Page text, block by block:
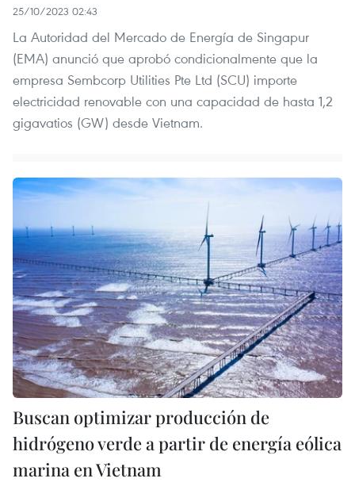
25/10/2023 02:43
La Autoridad del Mercado de Energía de Singapur
(EMA) anunció que aprobó condicionalmente que la
empresa Sembcorp Utilities Pte Ltd (SCU) importe
electricidad renovable con una capacidad de hasta 1,2
gigavatios (GW) desde Vietnam.
Buscan optimizar producción de
hidrógeno verde a partir de energía eólica
marina en Vietnam